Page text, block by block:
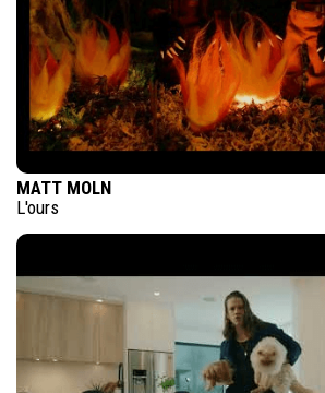
MATT MOLN
L'ours